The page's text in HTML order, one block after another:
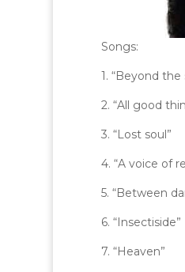
Songs:
1. “Beyond
2. “All good
3. “Lost soul”
4. “A voice of
5. “Between
6. “Insectiside”
7. “Heaven”